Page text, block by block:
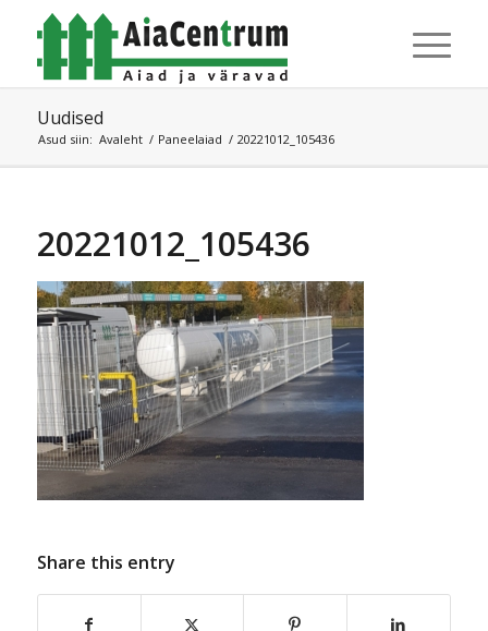
Uudised
Asud siin: Avaleht / Paneelaiad / 20221012_105436
20221012_105436
Share this entry